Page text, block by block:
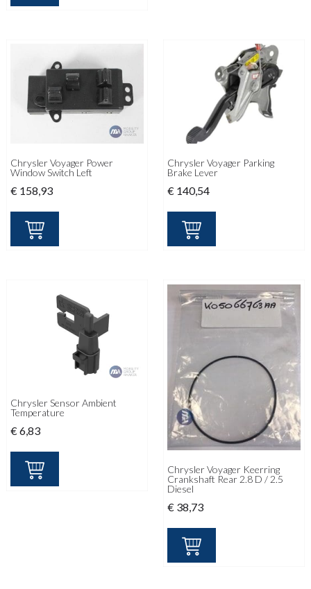
Chrysler Voyager Power
Window Switch Left
€ 158,93
Chrysler Voyager Parking
Brake Lever
€ 140,54
Chrysler Sensor Ambient
Temperature
€6,83
Chrysler Voyager Keerring
Crankshaft Rear 2.8 D / 2.5
Diesel
€ 38,73